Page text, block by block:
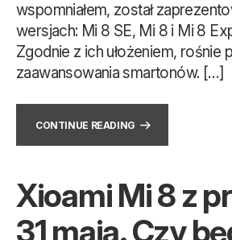
wspomniałem, został
wersjach: Mi 8 SE, Mi 8 i Mi 8
Zgodnie z ich ułożeniem, rośnie
zaawansowania smartonów. […]
CONTINUE READING
Xioami Mi 8 z
31 maja. Czy